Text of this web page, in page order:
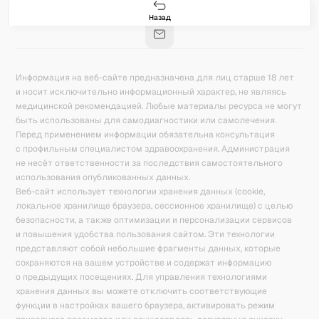
Назад
Калькулятор калорий
Информация на веб-сайте предназначена для лиц старше 18 лет
и носит исключительно информационный характер, не являясь
медицинской рекомендацией. Любые материалы ресурса не могут
быть использованы для самодиагностики или самолечения.
Перед применением информации обязательна консультация
с профильным специалистом здравоохранения. Администрация
не несёт ответственности за последствия самостоятельного
использования опубликованных данных.
Веб-сайт использует технологии хранения данных (cookie,
локальное хранилище браузера, сессионное хранилище) с целью
безопасности, а также оптимизации и персонализации сервисов
и повышения удобства пользования сайтом. Эти технологии
представляют собой небольшие фрагменты данных, которые
сохраняются на вашем устройстве и содержат информацию
о предыдущих посещениях. Для управления технологиями
хранения данных вы можете отключить соответствующие
функции в настройках вашего браузера, активировать режим